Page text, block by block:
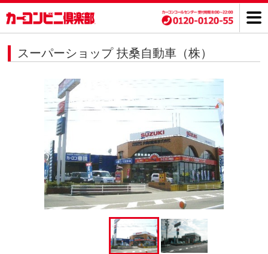
スーパーショップ 扶桑自動車（株）